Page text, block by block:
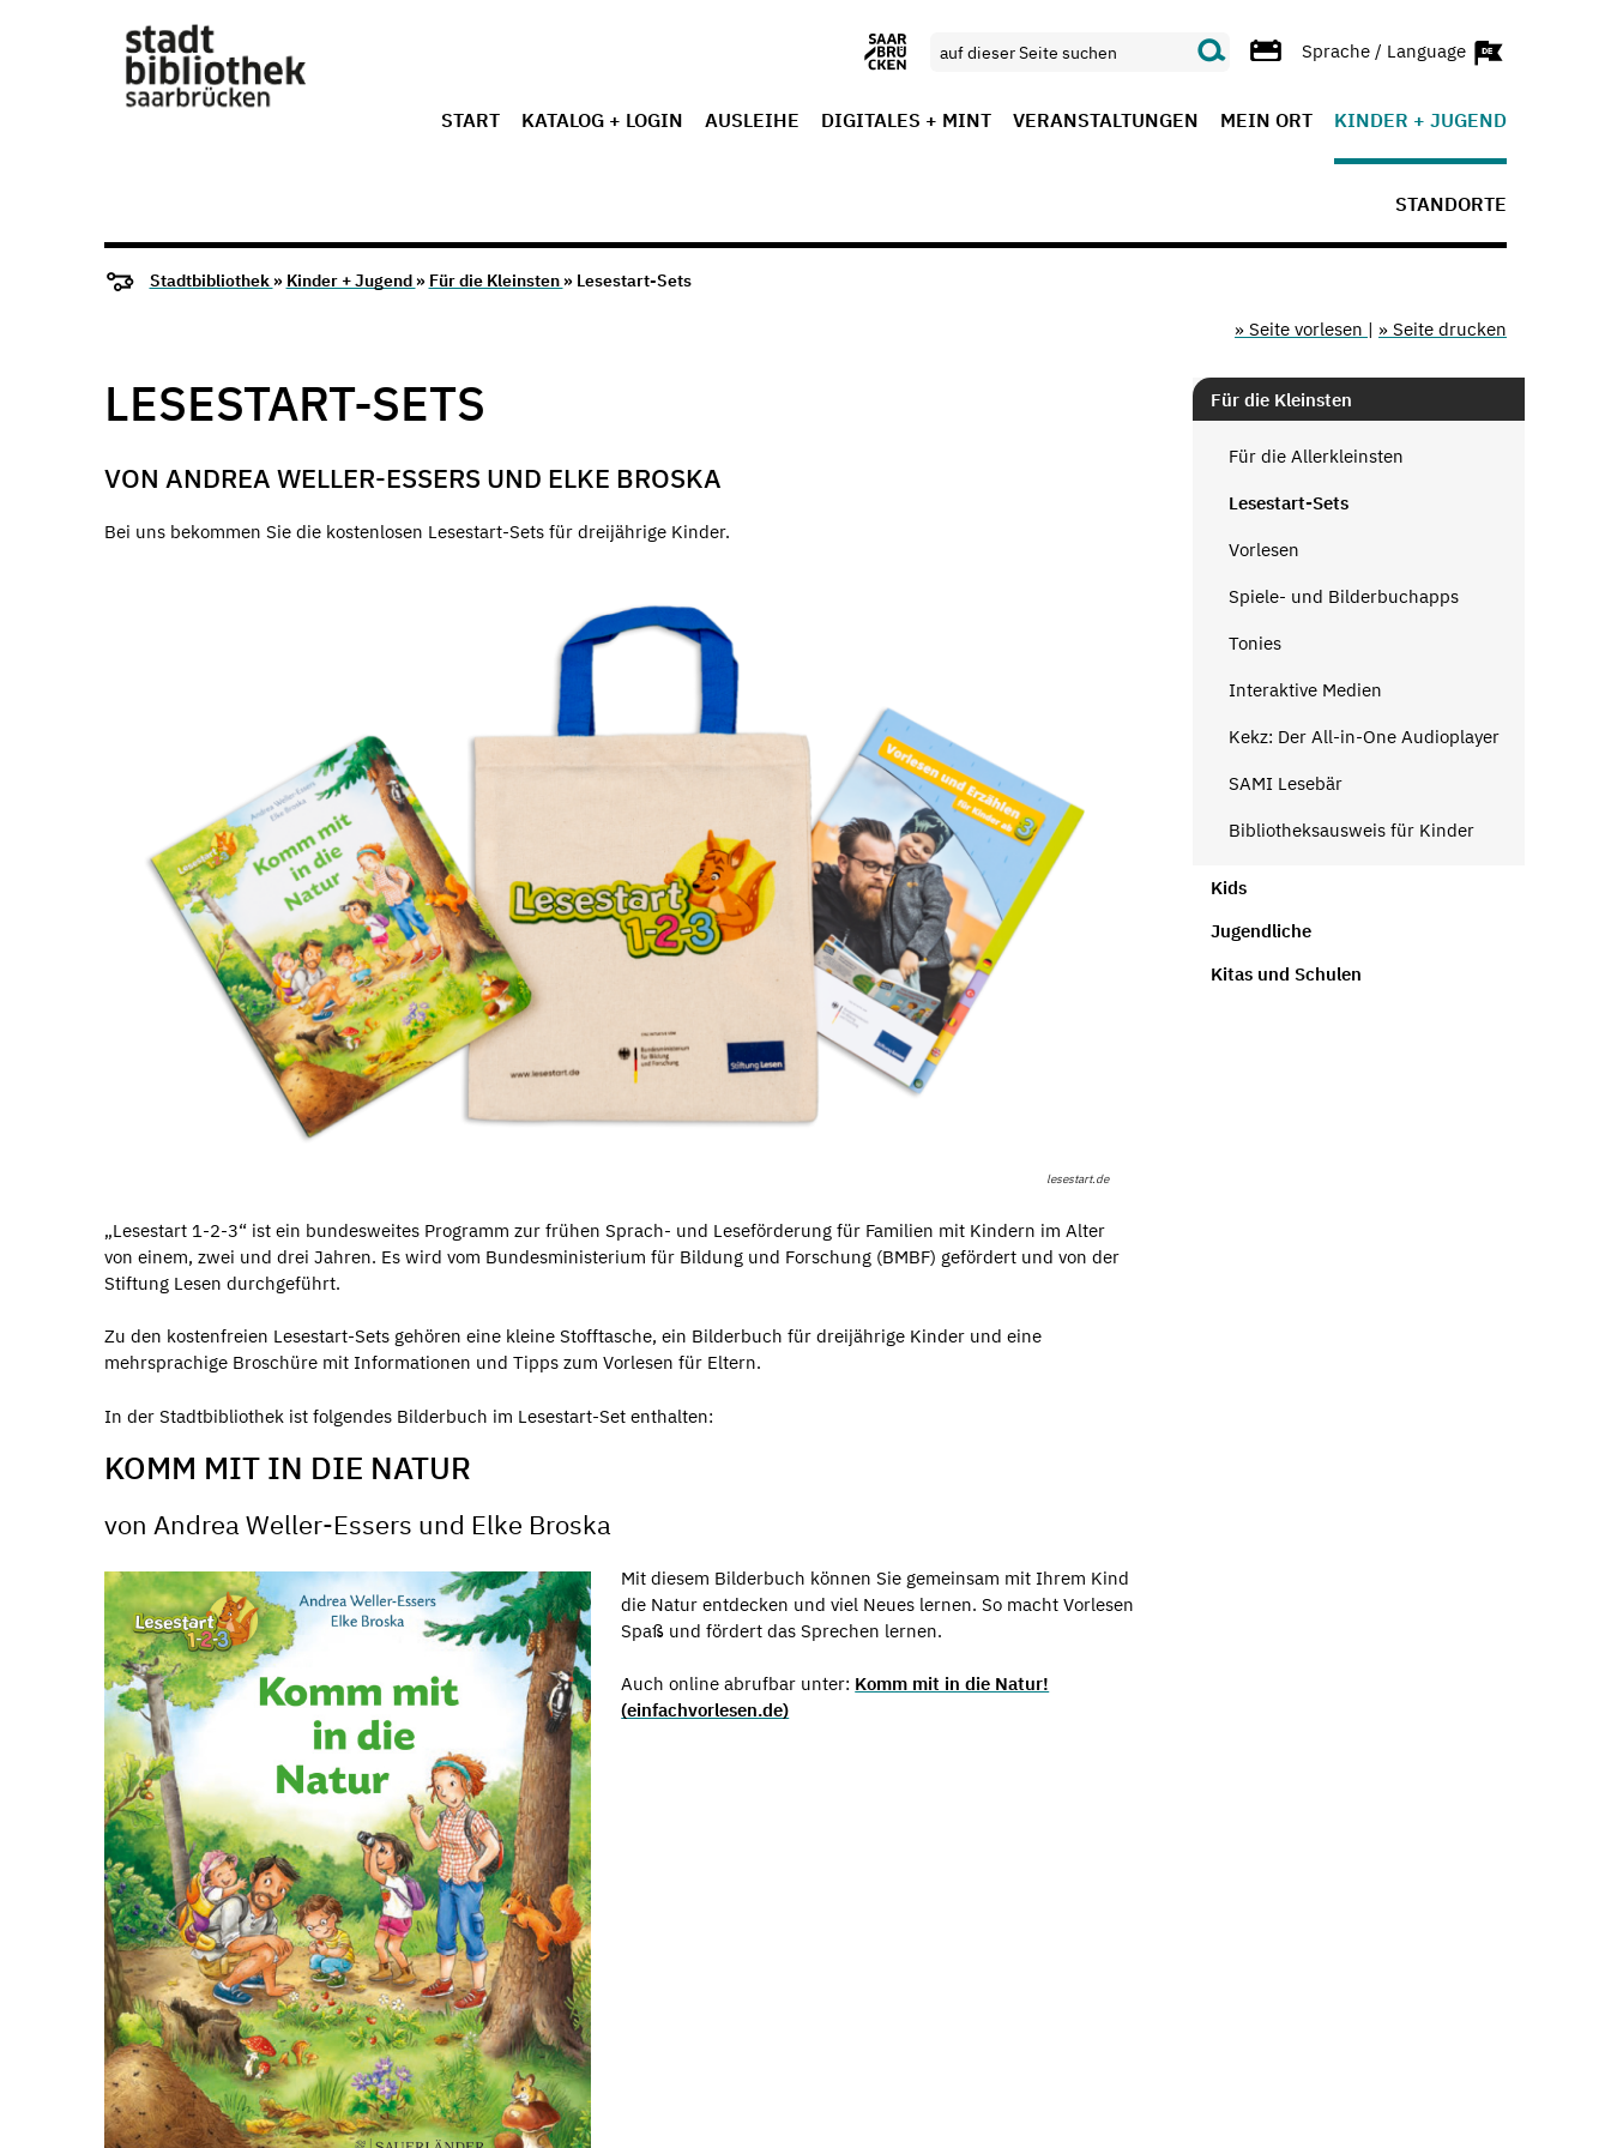
Sprache / Language
START KATALOG + LOGIN AUSLEIHE DIGITALES + MINT VERANSTALTUNGEN MEIN ORT KINDER + JUGEND
STANDORTE
Stadtbibliothek » Kinder + Jugend » Für die Kleinsten » Lesestart-Sets
» Seite vorlesen | » Seite drucken
LESESTART-SETS
VON ANDREA WELLER-ESSERS UND ELKE BROSKA
Bei uns bekommen Sie die kostenlosen Lesestart-Sets für dreijährige Kinder.
lesestart.de
„Lesestart 1-2-3“ ist ein bundesweites Programm zur frühen Sprach- und Leseförderung für Familien mit Kindern im Alter
von einem, zwei und drei Jahren. Es wird vom Bundesministerium für Bildung und Forschung (BMBF) gefördert und von der
Stiftung Lesen durchgeführt.
Zu den kostenfreien Lesestart-Sets gehören eine kleine Stofftasche, ein Bilderbuch für dreijährige Kinder und eine
mehrsprachige Broschüre mit Informationen und Tipps zum Vorlesen für Eltern.
In der Stadtbibliothek ist folgendes Bilderbuch im Lesestart-Set enthalten:
KOMM MIT IN DIE NATUR
von Andrea Weller-Essers und Elke Broska
Mit diesem Bilderbuch können Sie gemeinsam mit Ihrem Kind
die Natur entdecken und viel Neues lernen. So macht Vorlesen
Spaß und fördert das Sprechen lernen.
Auch online abrufbar unter: Komm mit in die Natur!
(einfachvorlesen.de)
Für die Kleinsten
Für die Allerkleinsten
Lesestart-Sets
Vorlesen
Spiele- und Bilderbuchapps
Tonies
Interaktive Medien
Kekz: Der All-in-One Audioplayer
SAMI Lesebär
Bibliotheksausweis für Kinder
Kids
Jugendliche
Kitas und Schulen